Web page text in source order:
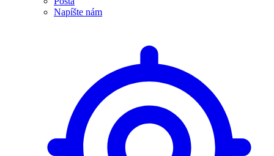
Napíšte nám